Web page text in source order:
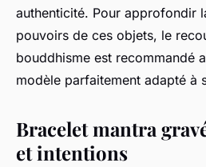
authenticité. Pour approfondir
pouvoirs de ces objets, le
bouddhisme est recommandé
modèle parfaitement adapté à
Bracelet mantra
et intentions